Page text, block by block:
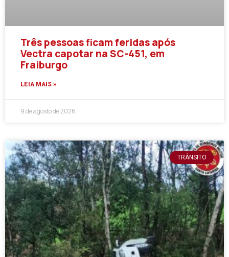
Três pessoas ficam feridas após
Vectra capotar na SC-451, em
Fraiburgo
LEIA MAIS »
9 de agosto de 2026
TRÂNSITO